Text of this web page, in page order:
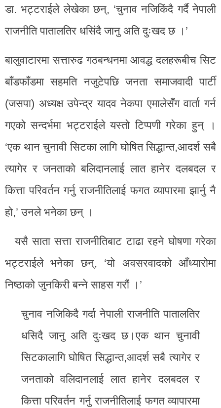
डा. भट्टराईले लेखेका छन्, ‘चुनाव नजिकिंदै गर्दै नेपाली
राजनीति पातालतिर धसिंदै जानु अति दुःखद छ ।’
बालुवाटारमा सत्तारुढ गठबन्धनमा आवद्ध दलहरूबीच सिट
बाँडफाँडमा सहमति नजुटेपछि जनता समाजवादी पार्टी
(जसपा) अध्यक्ष उपेन्द्र यादव नेकपा एमालेसँग वार्ता गर्न
गएको सन्दर्भमा भट्टराईले यस्तो टिप्पणी गरेका हुन् ।
‘एक थान चुनावी सिटका लागि घोषित सिद्धान्त,आदर्श सबै
त्यागेर र जनताको बलिदानलाई लात हानेर दलबदल र
कित्ता परिवर्तन गर्नु राजनीतिलाई फगत व्यापारमा झार्नु नै
हो,’ उनले भनेका छन् ।
यसै साता सत्ता राजनीतिबाट टाढा रहने घोषणा गरेका
भट्टराईले भनेका छन्, ‘यो अवसरवादको आँध्यारोमा
निष्ठाको जुनकिरी बन्ने साहस गरौं ।’
चुनाव नजिकिदै गर्दा नेपाली राजनीति पातालतिर
धसिदै जानु अति दुःखद छ।एक थान चुनावी
सिटकालागि घोषित सिद्धान्त,आदर्श सबै त्यागेर र
जनताको वलिदानलाई लात हानेर दलबदल र
कित्ता परिवर्तन गर्नु राजनीतिलाई फगत व्यापारमा